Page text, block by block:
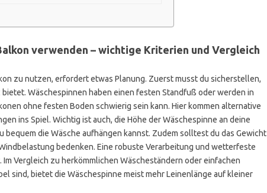
verwenden – wichtige Kriterien und Vergleich
zu nutzen, erfordert etwas Planung. Zuerst musst du sicherstellen,
Wäschespinnen haben einen festen Standfuß oder werden in
ohne festen Boden schwierig sein kann. Hier kommen alternative
ins Spiel. Wichtig ist auch, die Höhe der Wäschespinne an deine
bequem die Wäsche aufhängen kannst. Zudem solltest du das Gewicht
bedenken. Eine robuste Verarbeitung und wetterfeste
Vergleich zu herkömmlichen Wäscheständern oder einfachen
sind, bietet die Wäschespinne meist mehr Leinenlänge auf kleiner